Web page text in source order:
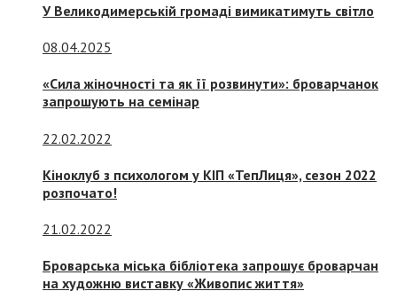
У Великодимерській громаді вимикатимуть світло
08.04.2025
«Сила жіночності та як її розвинути»: броварчанок
запрошують на семінар
22.02.2022
Кіноклуб з психологом у КІП «ТепЛиця», сезон 2022
розпочато!
21.02.2022
Броварська міська бібліотека запрошує броварчан
на художню виставку «Живопис життя»